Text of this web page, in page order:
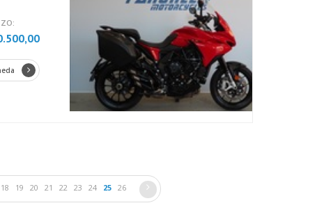
18 19 20 21 22 23 24 25 26